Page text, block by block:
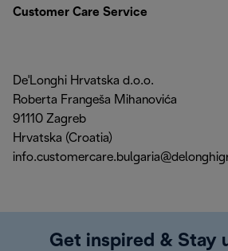
Customer Care Service
De'Longhi Hrvatska d.o.o.
Roberta Frangeša Mihanovića
91110 Zagreb
Hrvatska (Croatia)
Get inspired & Stay